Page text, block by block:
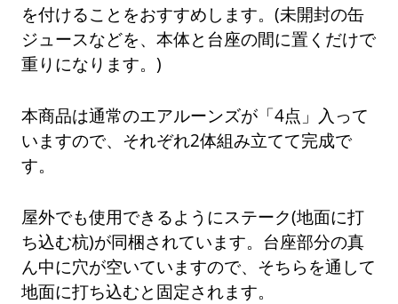
を付けることをおすすめします。(未開封の缶
ジュースなどを、本体と台座の間に置くだけで
重りになります。)
本商品は通常のエアルーンズが「4点」入って
いますので、それぞれ2体組み立てて完成で
す。
屋外でも使用できるようにステーク(地面に打
ち込む杭)が同梱されています。台座部分の真
ん中に穴が空いていますので、そちらを通して
地面に打ち込むと固定されます。